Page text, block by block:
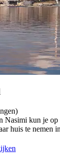
Nasimi kun je op
huis te nemen